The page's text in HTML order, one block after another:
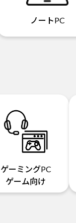
ノートPC
ゲーミングPC
ゲーム向け